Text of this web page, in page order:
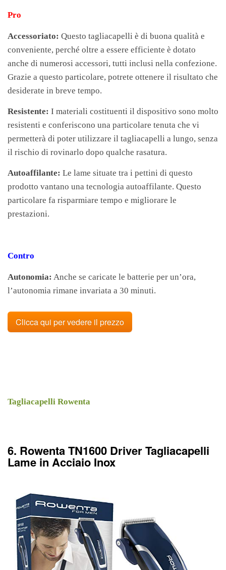
Pro
Accessoriato: Questo tagliacapelli è di buona qualità e
conveniente, perché oltre a essere efficiente è dotato
anche di numerosi accessori, tutti inclusi nella confezione.
Grazie a questo particolare, potrete ottenere il risultato che
desiderate in breve tempo.
Resistente: I materiali costituenti il dispositivo sono molto
resistenti e conferiscono una particolare tenuta che vi
permetterà di poter utilizzare il tagliacapelli a lungo, senza
il rischio di rovinarlo dopo qualche rasatura.
Autoaffilante: Le lame situate tra i pettini di questo
prodotto vantano una tecnologia autoaffilante. Questo
particolare fa risparmiare tempo e migliorare le
prestazioni.
Contro
Autonomia: Anche se caricate le batterie per un’ora,
l’autonomia rimane invariata a 30 minuti.
Clicca qui per vedere il prezzo
Tagliacapelli Rowenta
6. Rowenta TN1600 Driver Tagliacapelli
Lame in Acciaio Inox